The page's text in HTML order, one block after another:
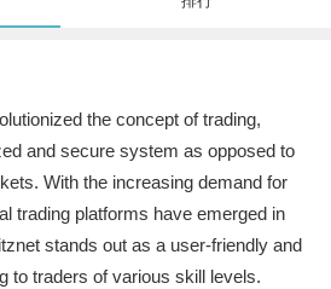
the concept of trading,
and secure system as opposed to
With the increasing demand for
trading platforms have emerged in
stands out as a user-friendly and
to traders of various skill levels.